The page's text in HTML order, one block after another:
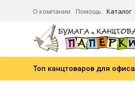
О компании Помощь Каталог
Топ канцтоваров для офиса